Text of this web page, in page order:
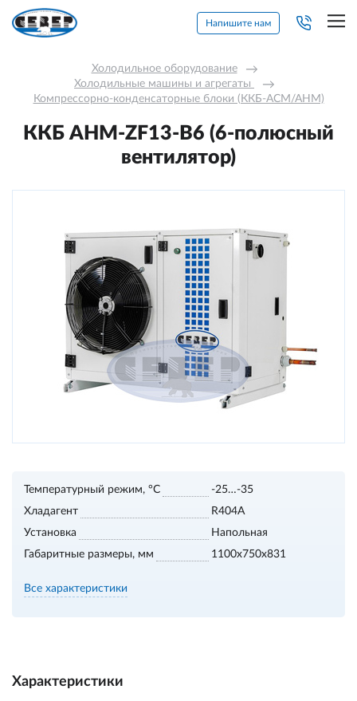
Напишите нам
Холодильное оборудование →
Холодильные машины и агрегаты →
Компрессорно-конденсаторные блоки (ККБ-АСМ/АНМ)
ККБ AНM-ZF13-В6 (6-полюсный
вентилятор)
Температурный режим, °С
-25…-35
Хладагент
R404A
Установка
Напольная
Габаритные размеры, мм
1100х750х831
Все характеристики
Характеристики